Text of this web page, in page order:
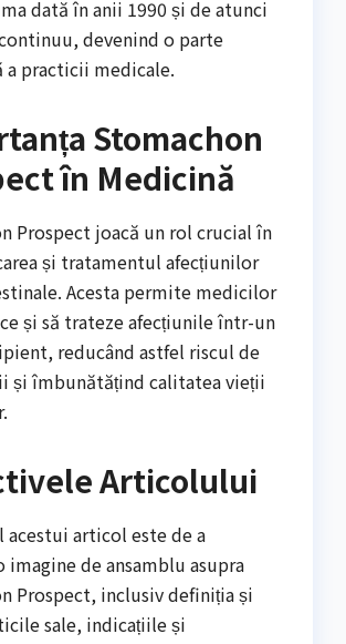
dată în anii 1990 și de atunci
devenind o parte
a practicii medicale.
Stomachon
în Medicină
Prospect joacă un rol crucial în
și tratamentul afecțiunilor
Acesta permite medicilor
și să trateze afecțiunile într-un
reducând astfel riscul de
și îmbunătățind calitatea vieții
Articolului
articol este de a
imagine de ansamblu asupra
Prospect, inclusiv definiția și
sale, indicațiile și